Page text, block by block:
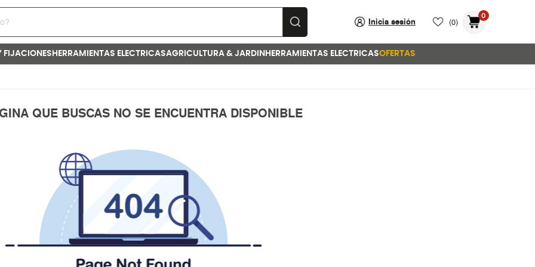
Inicia sesión (0)
0
FIJACIONES HERRAMIENTAS ELECTRICASAGRICULTURA & JARDIN HERRAMIENTAS ELECTRICASOFERTAS
QUE BUSCAS NO SE ENCUENTRA DISPONIBLE